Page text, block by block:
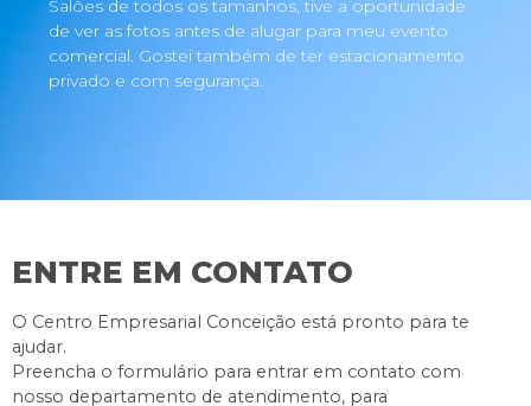
Salões de todos os tamanhos, tive a oportunidade
de ver as fotos antes de alugar para meu evento
comercial. Gostei também de ter estacionamento
privado e com segurança.
ENTRE EM CONTATO
O Centro Empresarial Conceição está pronto para te
ajudar.
Preencha o formulário para entrar em contato com
nosso departamento de atendimento, para